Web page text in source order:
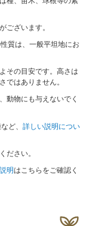
ございます。
質は、一般平坦地にお
その目安です。高さは
ではありません。
動物にも与えないでく
ど、詳しい説明につい
ださい。
明はこちらをご確認く